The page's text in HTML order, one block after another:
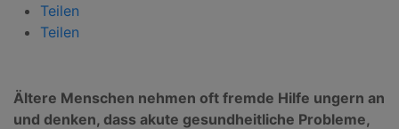
Teilen
Teilen
Ältere Menschen nehmen oft fremde Hilfe ungern an
und denken, dass akute gesundheitliche Probleme,